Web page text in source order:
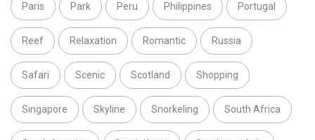
Paris Park Peru Philippines Portugal
Reef Relaxation Romantic Russia
Safari Scenic Scotland Shopping
Singapore Skyline Snorkeling South Africa